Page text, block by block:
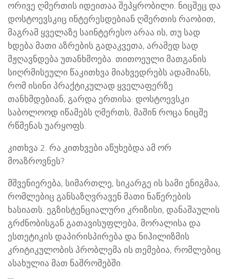
ორივე ღმერთის იდეითაა შეპყრობილი. ნიცშეც და
დოსტოევსკიც ინტერესდებიან ღმერთის რაობით,
მაგრამ ყველაზე საინტერესო არაა ის, თუ სად
ხდება მათი აზრების გადაკვეთა, არამედ სად
მჟღავნდება უთანხმოება. თითოეული მათგანის
სიღრმისეული წაკითხვა მიახვედრებს ადამიანს,
რომ ისინი პრაქტიკულად ყველაფერზე
თანხმდებიან, გარდა ერთისა: დოსტოევსკი
საბოლოოდ იწამებს ღმერთს, მაშინ როცა ნიცშე
რწმენას უარყოფს.
კითხვა 2. რა კითხვები აწუხებდა ამ ორ
მოაზროვნეს?
მშვენიერება, სიმართლე, სიკარგე ის სამი ენიგმაა,
რომლებიც განსაზღვრავენ მათი ნაწერების
ხასიათს. ეგზისტენციალური კრიზისი, დანაშაულის
გრძნობისგან გათავისუფლება, მორალისა და
ესთეტიკის დაპირისპირება და ნიჰილიზმის
კრიტიკულობის პრობლემა ის თემებია, რომლებიც
ასახულია მათ ნაშრომებში.